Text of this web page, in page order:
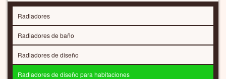
Radiadores
Radiadores de baño
Radiadores de diseño
Radiadores de diseño para habitaciones